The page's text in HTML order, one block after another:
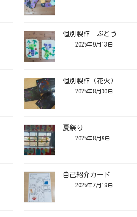
個別製作 ぶどう
2025年9月13日
個別製作（花火）
2025年8月30日
夏祭り
2025年8月9日
自己紹介カード
2025年7月19日